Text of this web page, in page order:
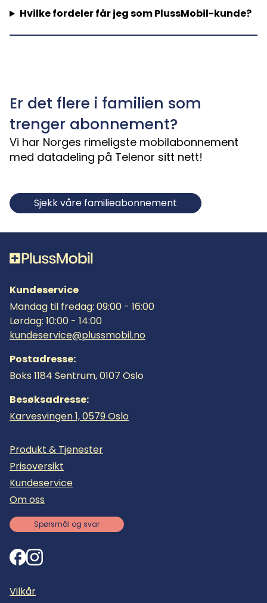
Hvilke fordeler får jeg som PlussMobil-kunde?
Er det flere i familien som
trenger abonnement?
Vi har Norges rimeligste mobilabonnement
med datadeling på Telenor sitt nett!
Sjekk våre familieabonnement
Kundeservice
Mandag til fredag: 09:00 - 16:00
Lørdag: 10:00 - 14:00
kundeservice@plussmobil.no
Postadresse:
Boks 1184 Sentrum, 0107 Oslo
Besøksadresse:
Karvesvingen 1, 0579 Oslo
Produkt & Tjenester
Prisoversikt
Kundeservice
Om oss
Spørsmål og svar
Vilkår